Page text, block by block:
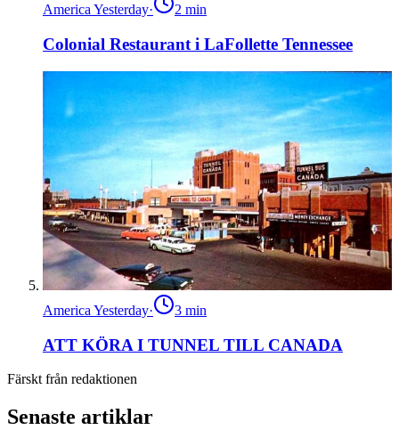
America Yesterday· 2 min
Colonial Restaurant i LaFollette Tennessee
America Yesterday· 3 min
ATT KÖRA I TUNNEL TILL CANADA
Färskt från redaktionen
Senaste artiklar